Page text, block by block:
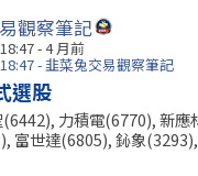
觀察筆記
- 4 月前
- 韭菜兔交易觀察筆記
選股
(6442), 力積電(6770), 新
富世達(6805), 鈊象